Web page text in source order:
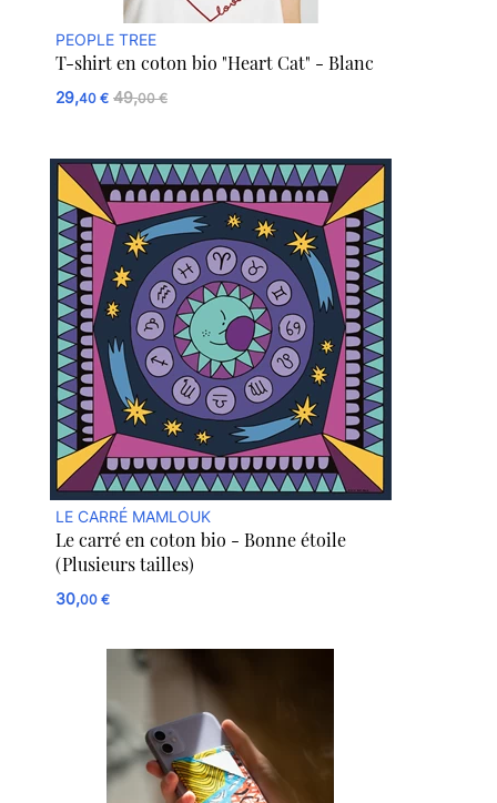
PEOPLE TREE
T-shirt en coton bio "Heart Cat" - Blanc
29,40 € 49,00 €
LE CARRÉ MAMLOUK
Le carré en coton bio - Bonne étoile
(Plusieurs tailles)
30,00 €